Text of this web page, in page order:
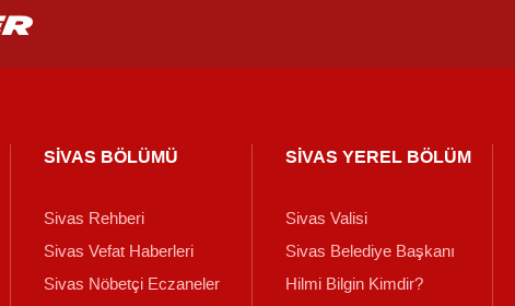
SİVAS BÖLÜMÜ
Sivas Rehberi
Sivas Vefat Haberleri
Sivas Nöbetçi Eczaneler
SİVAS YEREL BÖLÜM
Sivas Valisi
Sivas Belediye Başkanı
Hilmi Bilgin Kimdir?